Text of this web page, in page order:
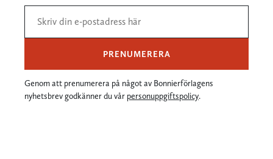
PRENUMERERA
Genom att prenumerera på något av Bonnierförlagens
nyhetsbrev godkänner du vår personuppgiftspolicy.